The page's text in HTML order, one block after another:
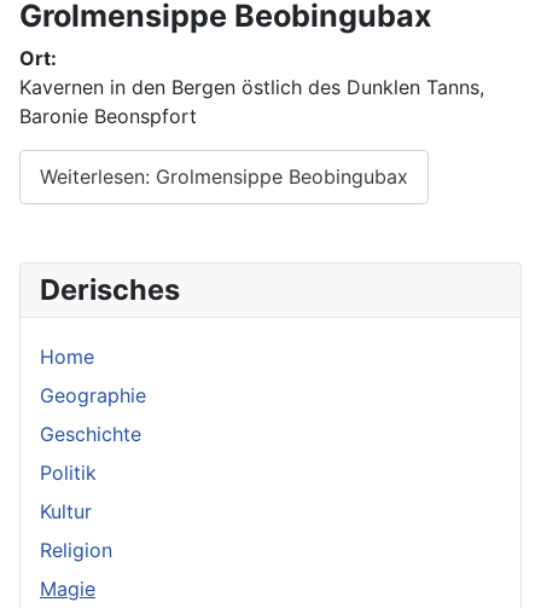
Derisches
Home
Geographie
Geschichte
Politik
Kultur
Religion
Magie
Grolmensippe Beobingubax
Ort:
Kavernen in den Bergen östlich des Dunklen Tanns,
Baronie Beonspfort
Weiterlesen: Grolmensippe Beobingubax